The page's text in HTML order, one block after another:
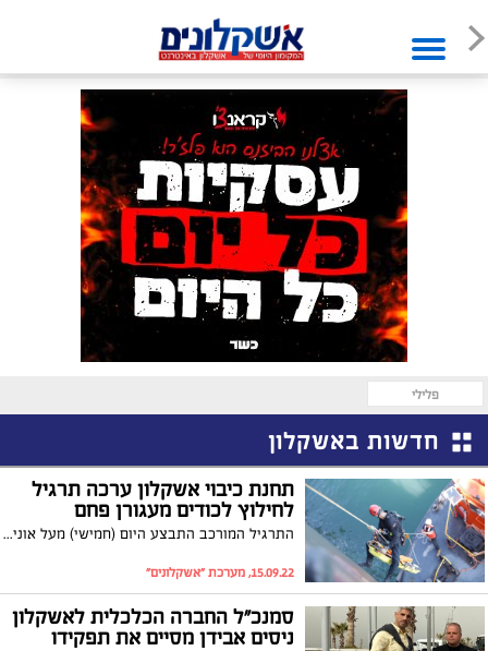
פלילי
חדשות באשקלון
תחנת כיבוי אשקלון ערכה תרגיל
לחילוץ לכודים מעגורן פחם
התרגיל המורכב התבצע היום (חמישי) מעל אונייה בינלאומית על ידי צוות התחנה בשיתוף עם חברת החשמל, קצא"א והפיקוד הבכיר של האונייה שעגנה בנמל
15.09.22, מערכת "אשקלונים"
סמנכ״ל החברה הכלכלית לאשקלון
ניסים אבידן מסיים את תפקידו